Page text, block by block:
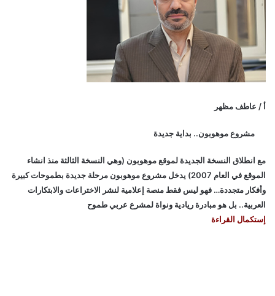
أ / عاطف مظهر
مشروع موهوبون.. بداية جديدة
مع انطلاق النسخة الجديدة لموقع موهوبون (وهي النسخة الثالثة منذ انشاء
الموقع في العام 2007) يدخل مشروع موهوبون مرحلة جديدة بطموحات كبيرة
وأفكار متجددة… فهو ليس فقط منصة إعلامية لنشر الاختراعات والابتكارات
العربية.. بل هو مبادرة ريادية ونواة لمشرع عربي طموح
إستكمال القراءة